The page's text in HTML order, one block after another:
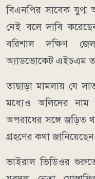
বিএনপির সাবেক যুগ্ম
নেই বলে দাবি
বরিশাল দক্ষিণ
অ্যাডভোকেট এইচএম
তাছাড়া মামলায় যে
মধ্যেও অলিদের
অপরাধের সঙ্গে জড়িত
গ্রহণের কথা
ভাইরাল ভিডিওর